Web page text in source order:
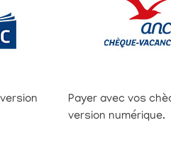
Payer avec vos
version numérique.